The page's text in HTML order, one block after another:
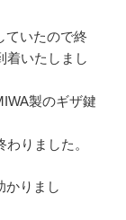
ていたので終
着いたしまし
製のギザ鍵
りました。
かりまし